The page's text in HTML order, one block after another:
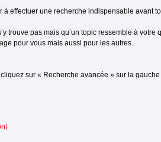
à effectuer une recherche indispensable avant
trouve pas mais qu’un topic ressemble à
pour vous mais aussi pour les autres.
sur « Recherche avancée » sur la